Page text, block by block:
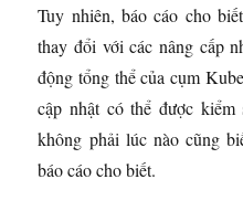
Tuy nhiên, báo cáo cho
thay đổi với các nâng cấp
động tổng thể của cụm
cập nhật có thể được kiểm
không phải lúc nào cũng
báo cáo cho biết.